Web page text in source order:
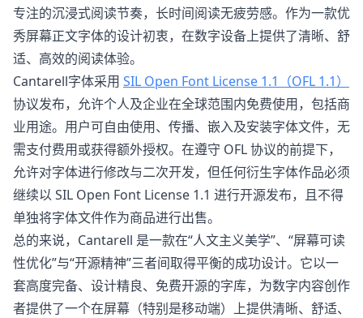
专注的沉浸式阅读节奏，长时间阅读无疲劳感。作为一款优
秀屏幕正文字体的设计初衷，在数字设备上提供了清晰、舒
适、高效的阅读体验。
Cantarell字体采用 SIL Open Font License 1.1（OFL 1.1）
协议发布，允许个人及企业在全球范围内免费使用，包括商
业用途。用户可自由使用、传播、嵌入及安装字体文件，无
需支付费用或获得额外授权。在遵守 OFL 协议的前提下，
允许对字体进行修改与二次开发，但任何衍生字体作品必须
继续以 SIL Open Font License 1.1 进行开源发布，且不得
单独将字体文件作为商品进行出售。
总的来说，Cantarell 是一款在“人文主义美学”、“屏幕可读
性优化”与“开源精神”三者间取得平衡的成功设计。它以一
套高度完备、设计精良、免费开源的字库，为数字内容创作
者提供了一个在屏幕（特别是移动端）上提供清晰、舒适、